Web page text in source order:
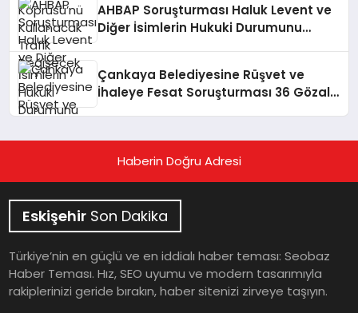
AHBAP Soruşturması Haluk Levent ve
Diğer İsimlerin Hukuki Durumunu
Çankaya Belediyesine Rüşvet ve
İhaleye Fesat Soruşturması 36 Gözaltı
Haberin Doğru Adresi
Eskişehir Son Dakika
Türkiye’nin en güçlü ve en iddialı haber teması: Seobaz
Haber Teması. Hız, SEO uyumu ve modern tasarımıyla
rakiplerinizi geride bırakın, haber sitenizi zirveye taşıyın.